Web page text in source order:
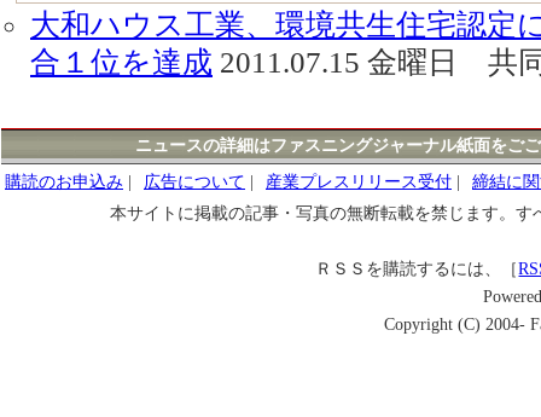
大和ハウス工業、環境共生住宅認定
合１位を達成 2011.07.15 金曜日 共
ニュースの詳細はファスニングジャーナル紙面をご
購読のお申込み
広告について 産業プレスリリース受付
締結に
本サイトに掲載の記事・写真の無断転載を禁じます。
ＲＳＳを購読するには、［
Copyright (C) 2004-